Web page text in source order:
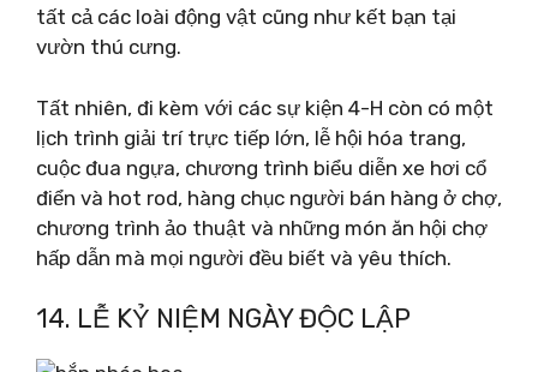
tất cả các loài động vật cũng như kết bạn tại
vườn thú cưng.
Tất nhiên, đi kèm với các sự kiện 4-H còn có một
lịch trình giải trí trực tiếp lớn, lễ hội hóa trang,
cuộc đua ngựa, chương trình biểu diễn xe hơi cổ
điển và hot rod, hàng chục người bán hàng ở chợ,
chương trình ảo thuật và những món ăn hội chợ
hấp dẫn mà mọi người đều biết và yêu thích.
14. LỄ KỶ NIỆM NGÀY ĐỘC LẬP